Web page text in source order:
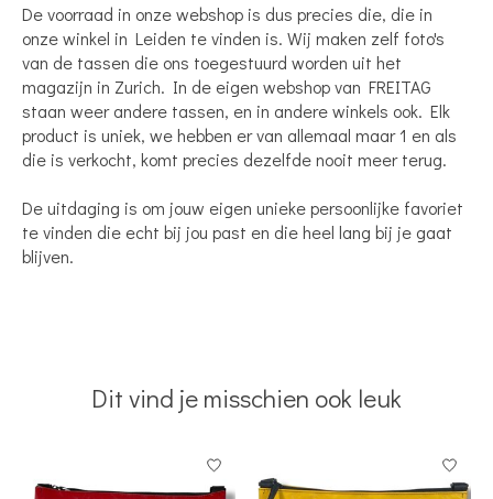
De voorraad in onze webshop is dus precies die, die in
onze winkel in Leiden te vinden is. Wij maken zelf foto's
van de tassen die ons toegestuurd worden uit het
magazijn in Zurich. In de eigen webshop van FREITAG
staan weer andere tassen, en in andere winkels ook. Elk
product is uniek, we hebben er van allemaal maar 1 en als
die is verkocht, komt precies dezelfde nooit meer terug.
De uitdaging is om jouw eigen unieke persoonlijke favoriet
te vinden die echt bij jou past en die heel lang bij je gaat
blijven.
Dit vind je misschien ook leuk
Items van productcarrousel